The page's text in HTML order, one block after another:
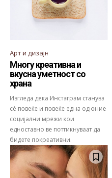
Арт и дизајн
Многу креативна и
вкусна уметност со
храна
Изгледа дека Инстаграм станува
сѐ повеќе и повеќе една од оние
социјални мрежи кои
едноставно ве поттикнуваат да
бидете покреативни.